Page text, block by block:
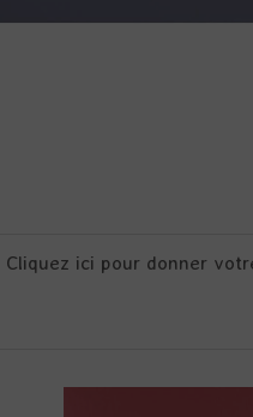
Cliquez ici pour donner